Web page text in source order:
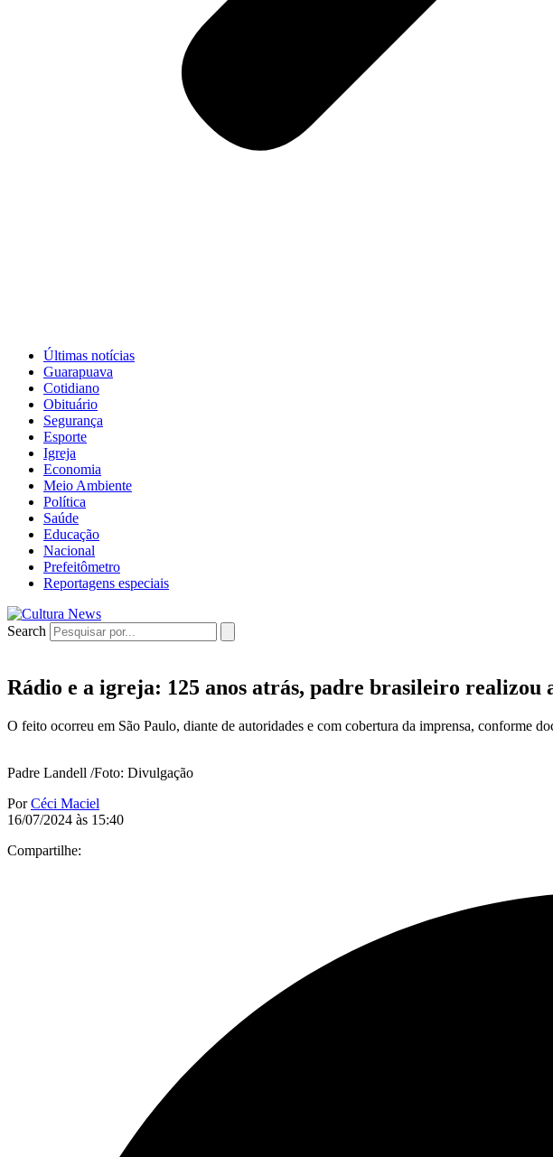
Últimas notícias
Guarapuava
Cotidiano
Obituário
Segurança
Esporte
Igreja
Economia
Meio Ambiente
Política
Saúde
Educação
Nacional
Prefeitômetro
Reportagens especiais
Search
Rádio e a igreja: 125 anos atrás, padre brasileiro realizou
O feito ocorreu em São Paulo, diante de autoridades e com cobertura da imprensa, conforme
Padre Landell /Foto: Divulgação
PorCéci Maciel
16/07/2024 às 15:40
Compartilhe: